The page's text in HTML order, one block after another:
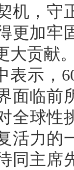
机，守
更加牢
大贡献
表示，
面临前
全球性
活力的
同主席